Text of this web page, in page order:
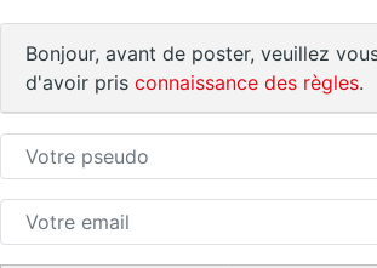
Bonjour, avant de poster, veuillez
d'avoir pris connaissance des règles.